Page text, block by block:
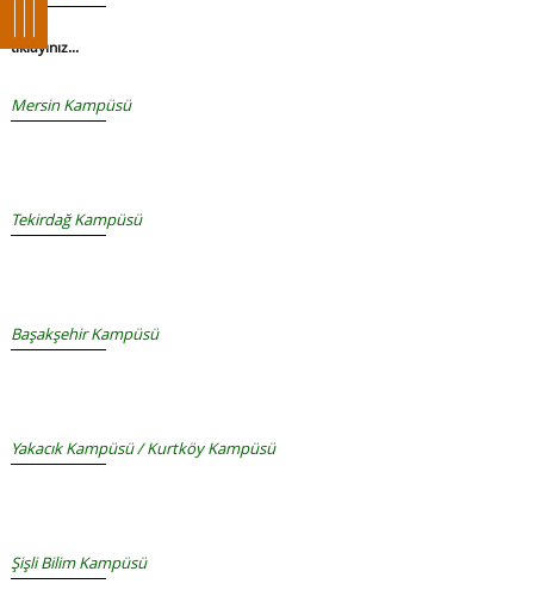
tıklayınız...
Mersin Kampüsü
Tekirdağ Kampüsü
Başakşehir Kampüsü
Yakacık Kampüsü / Kurtköy Kampüsü
Şişli Bilim Kampüsü